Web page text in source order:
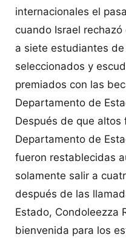
internacionales el
cuando Israel
a siete estudiantes
seleccionados y
premiados con las
Departamento de
Después de que altos
Departamento de
fueron restablecidas
solamente salir a
después de las
Estado, Condoleezza
bienvenida para los